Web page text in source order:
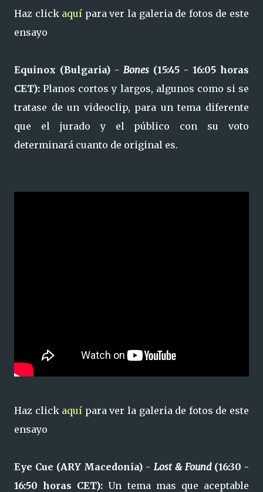
Haz click aquí para ver la galeria de fotos de este
ensayo
Equinox (Bulgaria) - Bones (15:45 - 16:05 horas
CET):Planos cortos y largos, algunos como si se
tratase de un videoclip, para un tema diferente
que el jurado y el público con su voto
determinará cuanto de original es.
Haz click aquí para ver la galeria de fotos de este
ensayo
Eye Cue (ARY Macedonia) - Lost & Found(16:30 -
16:50 horas CET): Un tema mas que aceptable